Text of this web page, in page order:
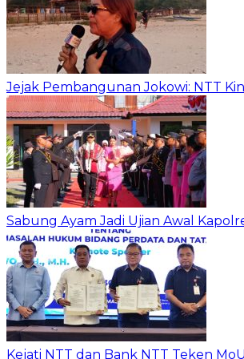
Jejak Pembangunan Jokowi: NTT
Sabung Ayam Jadi Ujian Awal
Kejati NTT dan Bank NTT Teken